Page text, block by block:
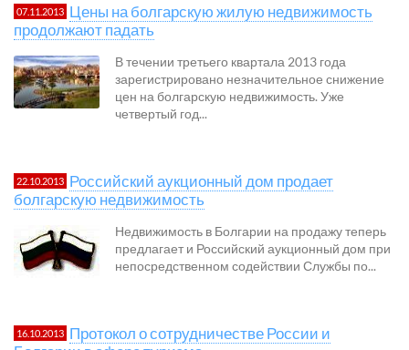
07.11.2013 Цены на болгарскую жилую недвижимость
продолжают падать
В течении третьего квартала 2013 года
зарегистрировано незначительное снижение
цен на болгарскую недвижимость. Уже
четвертый год...
22.10.2013 Российский аукционный дом продает
болгарскую недвижимость
Недвижимость в Болгарии на продажу теперь
предлагает и Российский аукционный дом при
непосредственном содействии Службы по...
16.10.2013 Протокол о сотрудничестве России и